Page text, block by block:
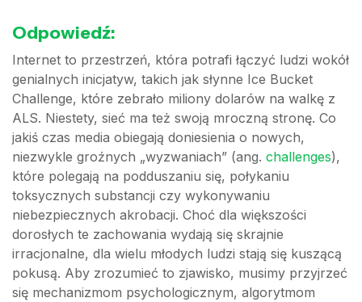
Odpowiedź:
Internet to przestrzeń, która potrafi łączyć ludzi wokół
genialnych inicjatyw, takich jak słynne Ice Bucket
Challenge, które zebrało miliony dolarów na walkę z
ALS. Niestety, sieć ma też swoją mroczną stronę. Co
jakiś czas media obiegają doniesienia o nowych,
niezwykle groźnych „wyzwaniach” (ang. challenges),
które polegają na podduszaniu się, połykaniu
toksycznych substancji czy wykonywaniu
niebezpiecznych akrobacji. Choć dla większości
dorosłych te zachowania wydają się skrajnie
irracjonalne, dla wielu młodych ludzi stają się kuszącą
pokusą. Aby zrozumieć to zjawisko, musimy przyjrzeć
się mechanizmom psychologicznym, algorytmom